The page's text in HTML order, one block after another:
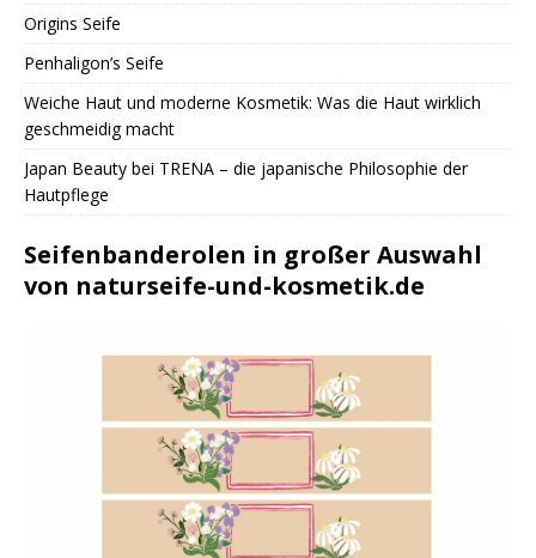
Origins Seife
Penhaligon’s Seife
Weiche Haut und moderne Kosmetik: Was die Haut wirklich
geschmeidig macht
Japan Beauty bei TRENA – die japanische Philosophie der
Hautpflege
Seifenbanderolen in großer Auswahl
von naturseife-und-kosmetik.de